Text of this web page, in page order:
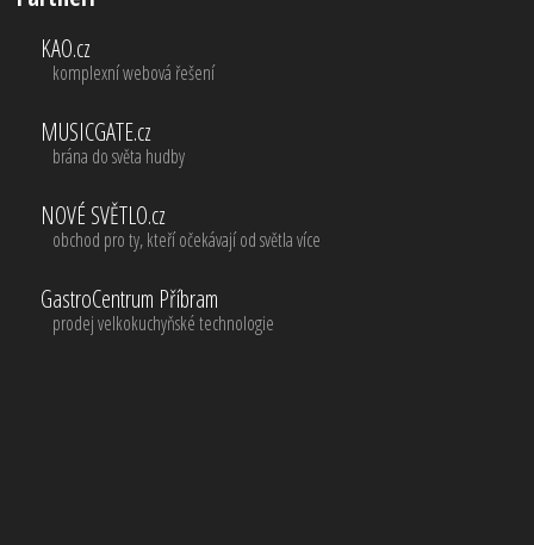
KAO.cz
komplexní webová řešení
MUSICGATE.cz
brána do světa hudby
NOVÉ SVĚTLO.cz
obchod pro ty, kteří očekávají od světla více
GastroCentrum Příbram
prodej velkokuchyňské technologie